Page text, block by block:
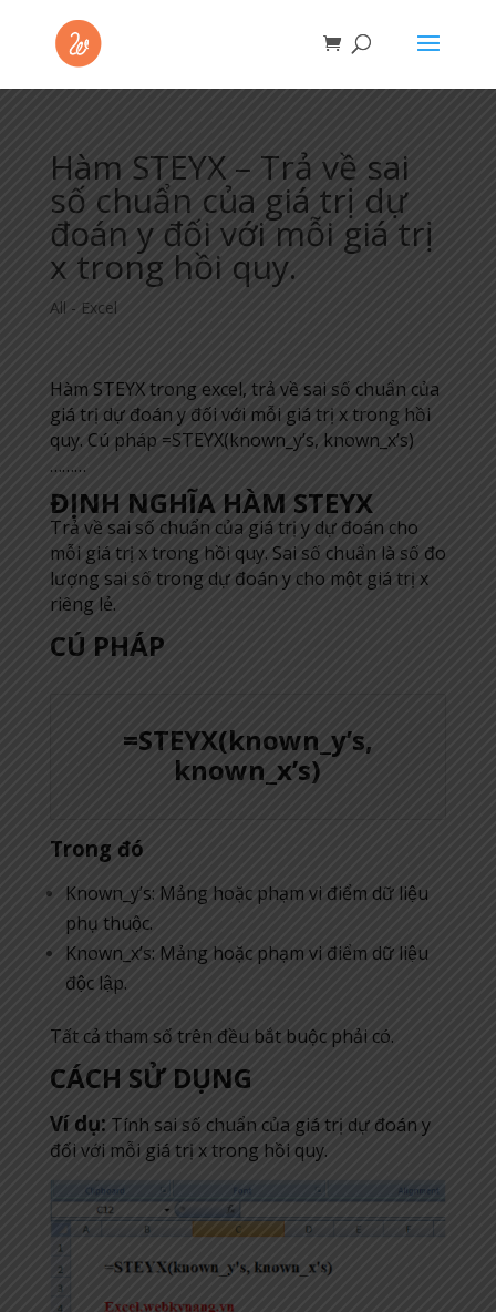
Hàm STEYX – Trả về sai
số chuẩn của giá trị dự
đoán y đối với mỗi giá trị
x trong hồi quy.
All - Excel
Hàm STEYX trong excel, trả về sai số chuẩn của
giá trị dự đoán y đối với mỗi giá trị x trong hồi
quy. Cú pháp =STEYX(known_y’s, known_x’s)
………
ĐỊNH NGHĨA HÀM STEYX
Trả về sai số chuẩn của giá trị y dự đoán cho
mỗi giá trị x trong hồi quy. Sai số chuẩn là số đo
lượng sai số trong dự đoán y cho một giá trị x
riêng lẻ.
CÚ PHÁP
=STEYX(known_y’s,
known_x’s)
Trong đó
Known_y’s: Mảng hoặc phạm vi điểm dữ liệu
phụ thuộc.
Known_x’s: Mảng hoặc phạm vi điểm dữ liệu
độc lập.
Tất cả tham số trên đều bắt buộc phải có.
CÁCH SỬ DỤNG
Ví dụ: Tính sai số chuẩn của giá trị dự đoán y
đối với mỗi giá trị x trong hồi quy.